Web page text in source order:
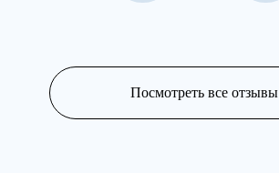
Посмотреть все отзывы